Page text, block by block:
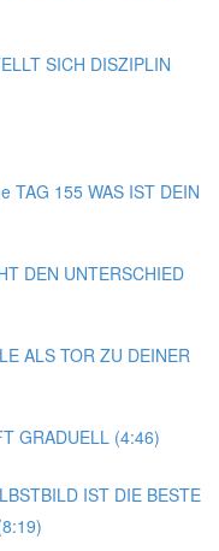
SICH DISZIPLIN
TAG 155 WAS IST DEIN
DEN UNTERSCHIED
ALS TOR ZU DEINER
GRADUELL (4:46)
IST DIE BESTE